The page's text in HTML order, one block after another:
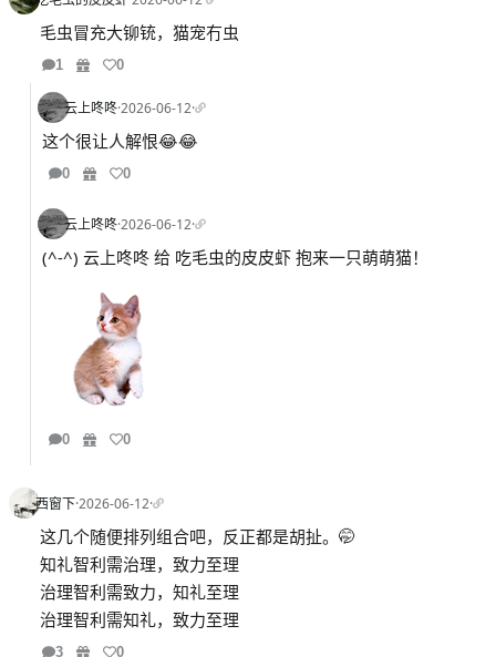
毛虫冒充大铆铳，猫宠冇虫
1 0
云上咚咚·2026-06-12·
这个很让人解恨😂😂
0 0
云上咚咚·2026-06-12·
(^-^) 云上咚咚 给 吃毛虫的皮皮虾 抱来一只萌萌猫！
0 0
西窗下·2026-06-12·
这几个随便排列组合吧，反正都是胡扯。🤭
知礼智利需治理，致力至理
治理智利需致力，知礼至理
治理智利需知礼，致力至理
3 0